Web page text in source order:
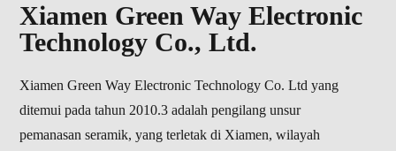
Xiamen Green Way Electronic
Technology Co., Ltd.
Xiamen Green Way Electronic Technology Co. Ltd yang
ditemui pada tahun 2010.3 adalah pengilang unsur
pemanasan seramik, yang terletak di Xiamen, wilayah